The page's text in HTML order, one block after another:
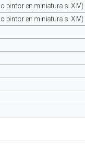
pintor en miniatura s. XIV)
pintor en miniatura s. XIV)